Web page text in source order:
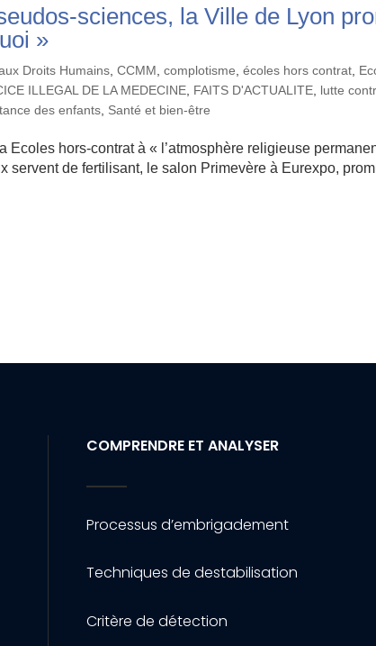
sciences, la Ville de Lyon
»
Droits Humains ,CCMM ,complotisme ,écoles hors contrat
ILLEGAL DE LA MEDECINE FAITS D'ACTUALITE lutte
des enfants Santé et bien-être
Ecoles hors-contrat à « l’atmosphère religieuse
servent de fertilisant, le salon Primevère à Eurexpo,
COMPRENDRE ET ANALYSER
Processus d’embrigadement
Techniques de destabilisation
Critère de détection